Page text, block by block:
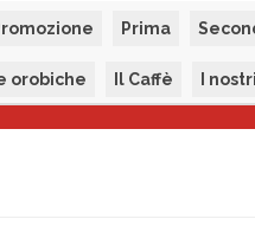
Prima
orobiche Il Caffè I